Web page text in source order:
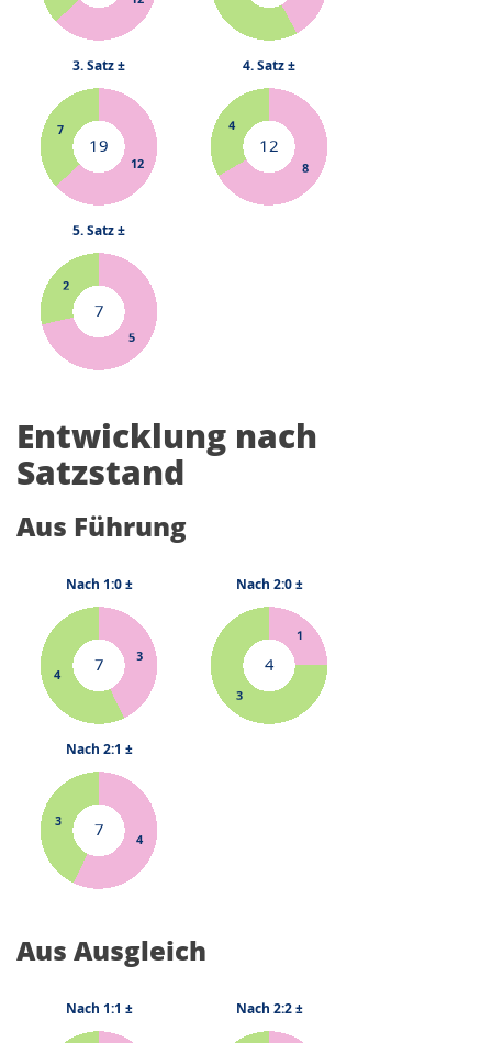
Entwicklung nach
Satzstand
Aus Führung
Aus Ausgleich